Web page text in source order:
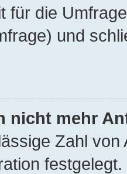
für die
und
nicht mehr
Zahl